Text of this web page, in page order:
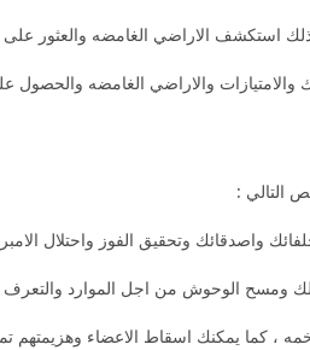
استكشف الاراضي الغامضه والعثور على
والاراضي الغامضه والحصول
التالي :
واصدقائك وتحقيق الفوز واحتلال
كذلك ومسح الوحوش من اجل الموارد
، كما يمكنك اسقاط الاعضاء وهزيمتهم